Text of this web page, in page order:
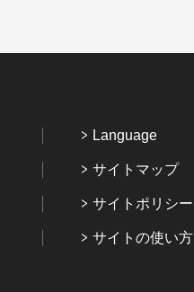
Language
サイトマップ
サイトポリシー
サイトの使い方